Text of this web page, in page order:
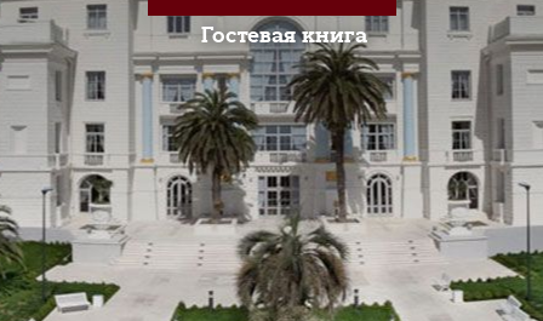
Гостевая книга